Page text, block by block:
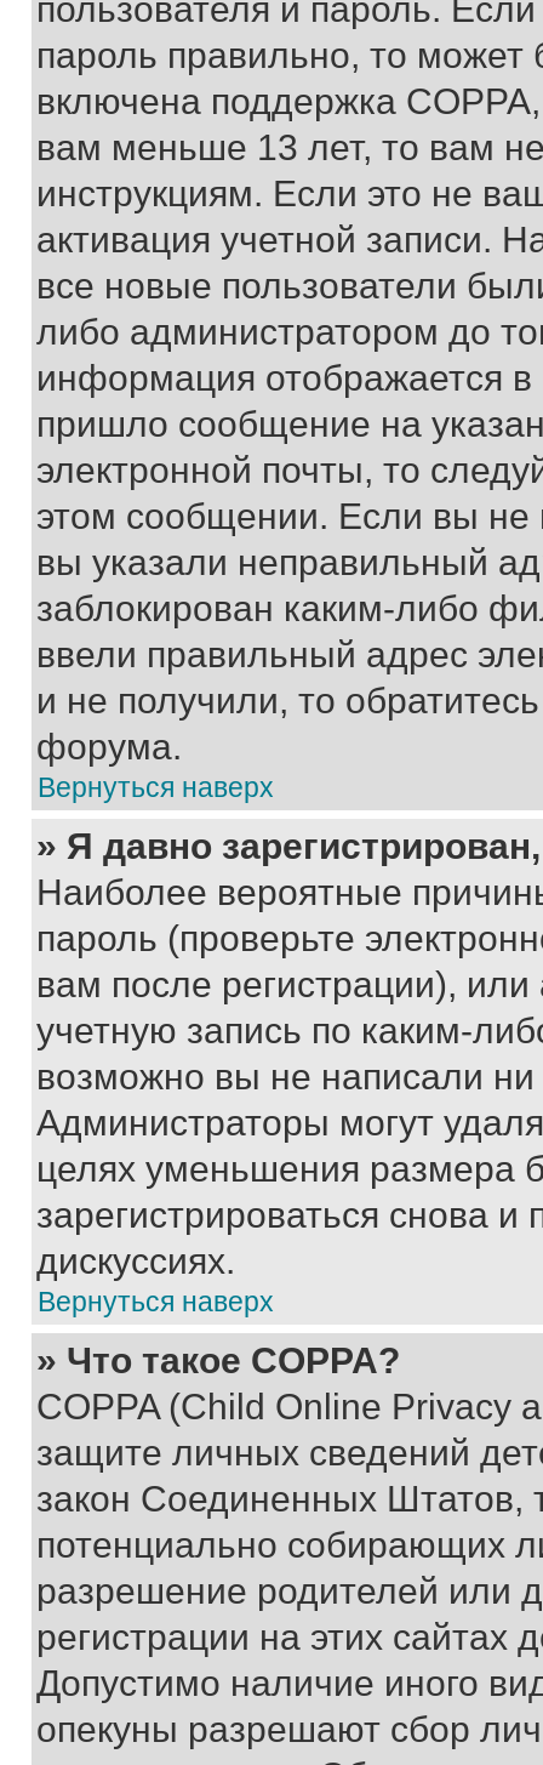
пользователя и пароль.
пароль правильно, то может
включена поддержка
вам меньше 13 лет, то вам
инструкциям. Если это не
активация учетной записи.
все новые пользователи
либо администратором до
информация отображается
пришло сообщение на
электронной почты, то
этом сообщении. Если вы
вы указали неправильный
заблокирован каким-либо
ввели правильный адрес
и не получили, то
форума.
Вернуться наверх
» Я давно
Наиболее вероятные
пароль (проверьте
вам после регистрации),
учетную запись по каким-
возможно вы не написали
Администраторы могут
целях уменьшения размера
зарегистрироваться снова и
дискуссиях.
Вернуться наверх
» Что такое COPPA?
COPPA (Child Online Privacy
защите личных сведений
закон Соединенных Штатов,
потенциально собирающих
разрешение родителей или
регистрации на этих сайтах
Допустимо наличие иного
опекуны разрешают сбор